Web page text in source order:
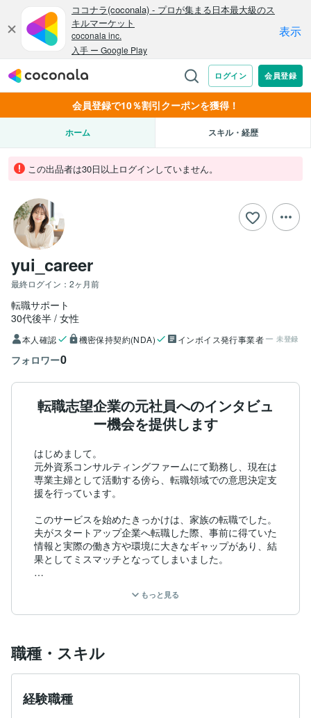
会員登録で10％割引クーポンを獲得！
ホーム スキル・経歴
この出品者は30日以上ログインしていません。
yui_career
最終ログイン： 2ヶ月前
転職サポート
30代後半 女性
本人確認 機密保持契約(NDA) インボイス発行事業者 未登録
フォロワー0
転職志望企業の元社員へのインタビュ
ー機会を提供します
はじめまして。
元外資系コンサルティングファームにて勤務し、現在は
専業主婦として活動する傍ら、転職領域での意思決定支
援を行っています。
このサービスを始めたきっかけは、家族の転職でした。
夫がスタートアップ企業へ転職した際、事前に得ていた
情報と実際の働き方や環境に大きなギャップがあり、結
果としてミスマッチとなってしまいました。
トからも情報収集を行っていました。
それでもなお、実際の現場のリアルな状況までは十分に
この経験から、転職において本当に重要なのは「内定を
得ること」ではなく、「入社後に納得して働けるかどう
か」だと強く考えるようになりました。
もっと見る
職種・スキル
経験職種